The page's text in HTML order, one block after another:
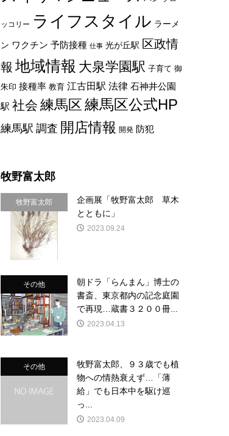
ッコリー ライフスタイル ラーメ
ン ワクチン 予防接種 仕事 光が丘駅 区政情
報 地域情報 大泉学園駅 子育て 御
朱印 接種率 教育 江古田駅 法律 石神井公園
駅 社会 練馬区 練馬区公式HP
練馬駅 調査 開店情報 開発 防犯
牧野富太郎
牧野富太郎
企画展「牧野富太郎 草木
とともに」
2023.09.24
その他
朝ドラ「らんまん」博士の
書斎、東京都内の記念庭園
で再現…蔵書３２００冊...
2023.04.13
その他
牧野富太郎、９３歳でも植
物への情熱衰えず…「薄
給」でも日本中を駆け巡
っ...
2023.04.09